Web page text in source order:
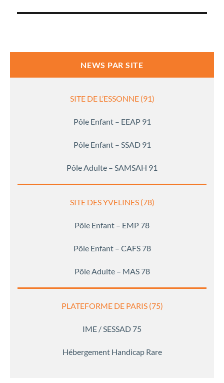
NEWS PAR SITE
SITE DE L’ESSONNE (91)
Pôle Enfant – EEAP 91
Pôle Enfant – SSAD 91
Pôle Adulte – SAMSAH 91
SITE DES YVELINES (78)
Pôle Enfant – EMP 78
Pôle Enfant – CAFS 78
Pôle Adulte – MAS 78
PLATEFORME DE PARIS (75)
IME / SESSAD 75
Hébergement Handicap Rare